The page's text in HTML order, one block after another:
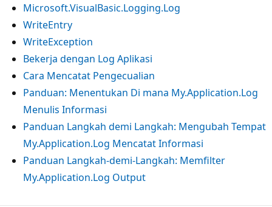
Microsoft.VisualBasic.Logging.Log
WriteEntry
WriteException
Bekerja dengan Log Aplikasi
Cara Mencatat Pengecualian
Panduan: Menentukan Di mana My.Application.Log
Menulis Informasi
Panduan Langkah demi Langkah: Mengubah Tempat
My.Application.Log Mencatat Informasi
Panduan Langkah-demi-Langkah: Memfilter
My.Application.Log Output
Mode